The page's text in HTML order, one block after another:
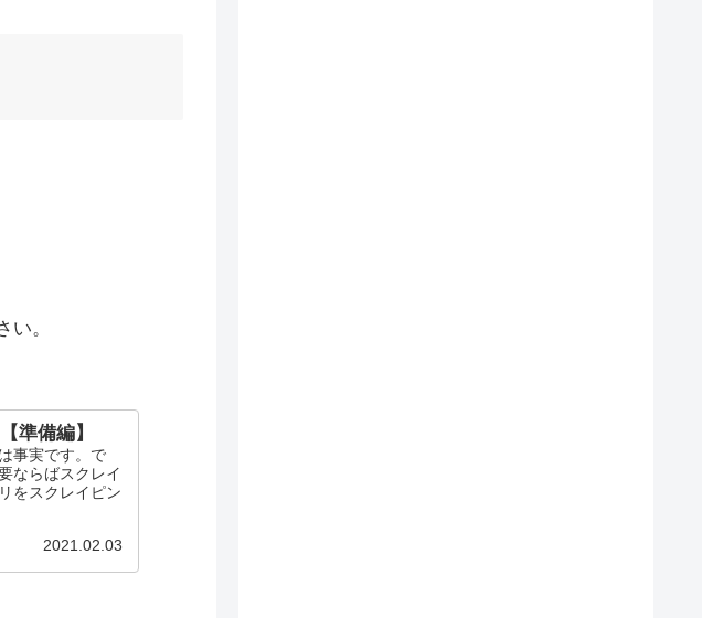
。
準備編】
事実です。で
ならばスクレイ
をスクレイピン
2021.02.03